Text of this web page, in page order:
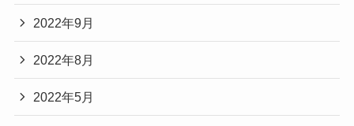
2022年9月
2022年8月
2022年5月